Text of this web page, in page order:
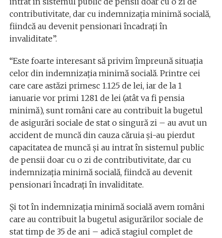
contributivitate, dar cu indemnizația minimă socială,
fiindcă au devenit pensionari încadrați în
invaliditate”.
“Este foarte interesant să privim împreună situația
celor din indemnizația minimă socială. Printre cei
care care astăzi primesc 1.125 de lei, iar de la 1
ianuarie vor primi 1281 de lei (atât va fi pensia
minimă), sunt români care au contribuit la bugetul
de asigurări sociale de stat o singură zi – au avut un
accident de muncă din cauza căruia și-au pierdut
capacitatea de muncă și au intrat în sistemul public
de pensii doar cu o zi de contributivitate, dar cu
indemnizația minimă socială, fiindcă au devenit
pensionari încadrați în invaliditate.
Și tot în indemnizația minimă socială avem români
care au contribuit la bugetul asigurărilor sociale de
stat timp de 35 de ani – adică stagiul complet de